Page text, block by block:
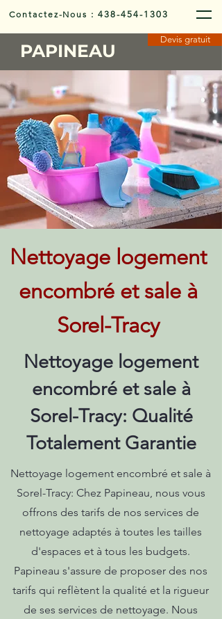
Contactez-Nous :438-454-1303
PAPINEAU
Devis gratuit
Nettoyage logement
encombré et sale à
Sorel-Tracy
Nettoyage logement
encombré et sale à
Sorel-Tracy: Qualité
Totalement Garantie
Nettoyage logement encombré et sale à
Sorel-Tracy: Chez Papineau, nous vous
offrons des tarifs de nos services de
nettoyage adaptés à toutes les tailles
d'espaces et à tous les budgets.
Papineau s'assure de proposer des nos
tarifs qui reflètent la qualité et la rigueur
de ses services de nettoyage. Nous